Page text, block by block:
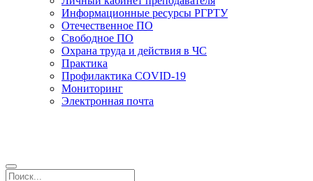
Информационные ресурсы РГРТУ
Отечественное ПО
Свободное ПО
Охрана труда и действия в ЧС
Практика
Профилактика COVID-19
Мониторинг
Электронная почта